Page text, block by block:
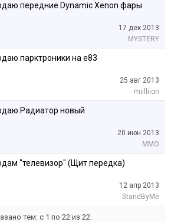
передние Dynamic Xenon фары
17 дек 2013
MYSTERY
парктроники на e83
25 авг 2013
miilliion
Радиатор новый
20 июн 2013
MMO
"телевизор" (Щит передка)
12 апр 2013
StandByMe
тем: с 1 по 22 из 22.